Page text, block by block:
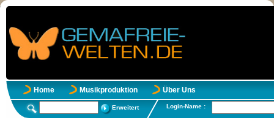
Home Musikproduktion Über Uns
Erweitert Login-Name :